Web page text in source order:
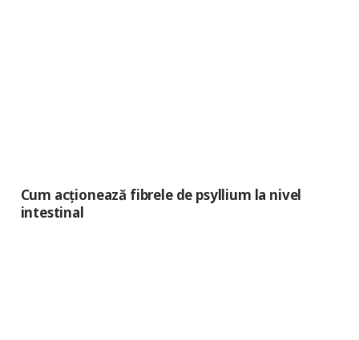
Cum acţionează fibrele de psyllium la nivel
intestinal